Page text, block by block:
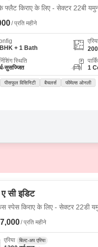
फ्लैट किराए के लिए - सेक्टर 22बी
/ प्रति महीने
+ 1 Bath
200
स्थिति
सुसज्जित
1
पीसफुल विसिनिटी बैचलर्स फीमेल्स ओनली
सी इडिट
स्पेस किराए के लिए - सेक्टर 22डी
/ प्रति महीने
एरिया बिल्ट-अप एरिया